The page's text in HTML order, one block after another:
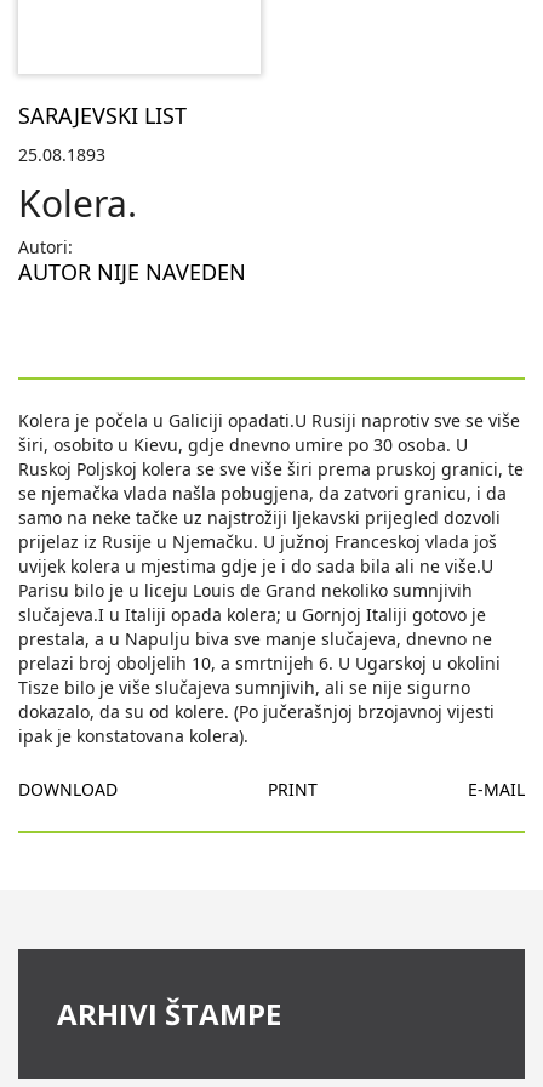
SARAJEVSKI LIST
25.08.1893
Kolera.
Autori:
AUTOR NIJE NAVEDEN
Kolera je počela u Galiciji opadati.U Rusiji naprotiv sve se više
širi, osobito u Kievu, gdje dnevno umire po 30 osoba. U
Ruskoj Poljskoj kolera se sve više širi prema pruskoj granici, te
se njemačka vlada našla pobugjena, da zatvori granicu, i da
samo na neke tačke uz najstrožiji ljekavski prijegled dozvoli
prijelaz iz Rusije u Njemačku. U južnoj Franceskoj vlada još
uvijek kolera u mjestima gdje je i do sada bila ali ne više.U
Parisu bilo je u liceju Louis de Grand nekoliko sumnjivih
slučajeva.I u Italiji opada kolera; u Gornjoj Italiji gotovo je
prestala, a u Napulju biva sve manje slučajeva, dnevno ne
prelazi broj oboljelih 10, a smrtnijeh 6. U Ugarskoj u okolini
Tisze bilo je više slučajeva sumnjivih, ali se nije sigurno
dokazalo, da su od kolere. (Po jučerašnjoj brzojavnoj vijesti
ipak je konstatovana kolera).
DOWNLOAD PRINT E-MAIL
ARHIVI ŠTAMPE